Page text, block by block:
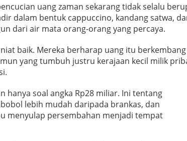
uang zaman sekarang tidak selalu
dalam bentuk cappuccino, kandang satwa,
dari air mata orang-orang yang percaya.
baik. Mereka berharap uang itu berkembang
yang tumbuh justru kerajaan kecil milik
hanya soal angka Rp28 miliar. Ini tentang
lebih mudah daripada brankas, dan
menyulap persembahan menjadi tempat